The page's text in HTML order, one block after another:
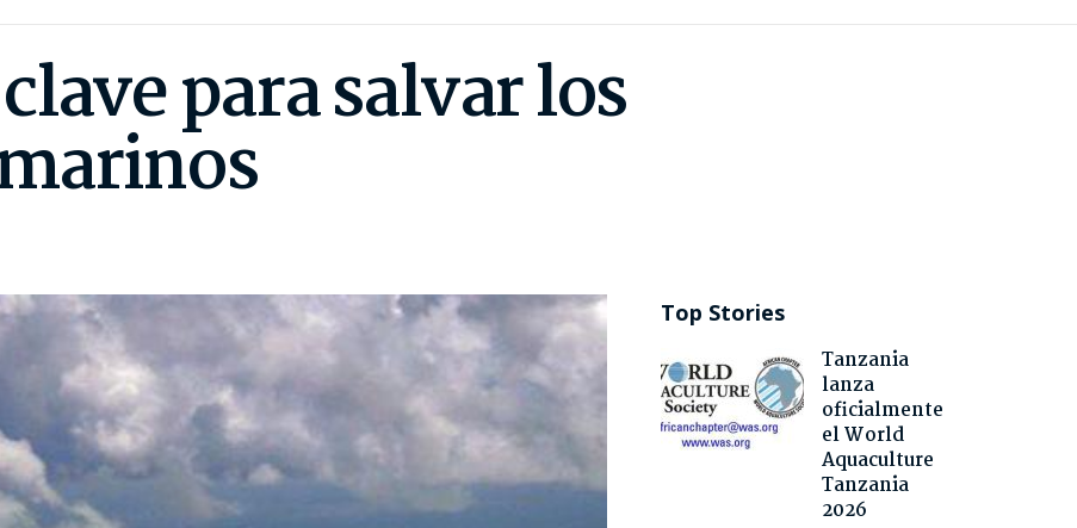
para salvar los
Top Stories
Tanzania
lanza
oficialmente
el World
Aquaculture
Tanzania
2026